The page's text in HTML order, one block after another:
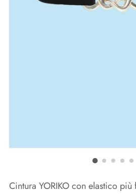
Cintura YORIKO con elastico